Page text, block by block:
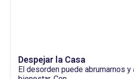
Despejar la Casa
El desorden puede abrumarnos